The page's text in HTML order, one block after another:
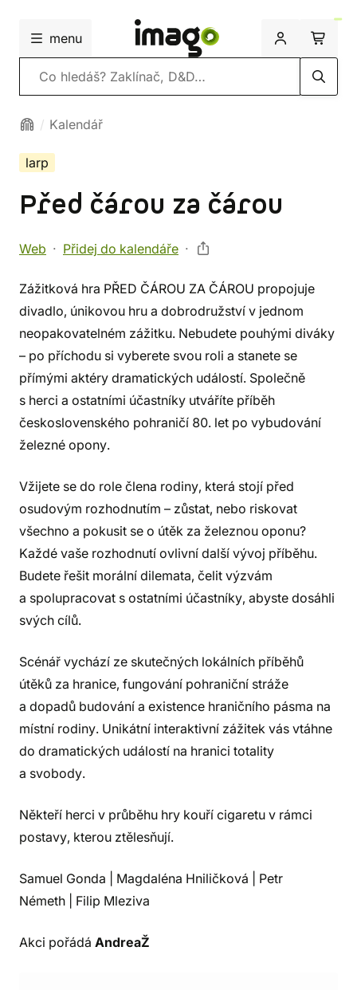
menu
Vyhledávání
Kalendář
larp
Před čárou za čárou
Web Přidej do kalendáře
Zážitková hra PŘED ČÁROU ZA ČÁROU propojuje
divadlo, únikovou hru a dobrodružství v jednom
neopakovatelném zážitku. Nebudete pouhými diváky
– po příchodu si vyberete svou roli a stanete se
přímými aktéry dramatických událostí. Společně
s herci a ostatními účastníky utváříte příběh
československého pohraničí 80. let po vybudování
železné opony.
Vžijete se do role člena rodiny, která stojí před
osudovým rozhodnutím – zůstat, nebo riskovat
všechno a pokusit se o útěk za železnou oponu?
Každé vaše rozhodnutí ovlivní další vývoj příběhu.
Budete řešit morální dilemata, čelit výzvám
a spolupracovat s ostatními účastníky, abyste dosáhli
svých cílů.
Scénář vychází ze skutečných lokálních příběhů
útěků za hranice, fungování pohraniční stráže
a dopadů budování a existence hraničního pásma na
místní rodiny. Unikátní interaktivní zážitek vás vtáhne
do dramatických událostí na hranici totality
a svobody.
Někteří herci v průběhu hry kouří cigaretu v rámci
postavy, kterou ztělesňují.
Samuel Gonda | Magdaléna Hniličková | Petr
Németh | Filip Mleziva
Akci pořádá AndreaŽ